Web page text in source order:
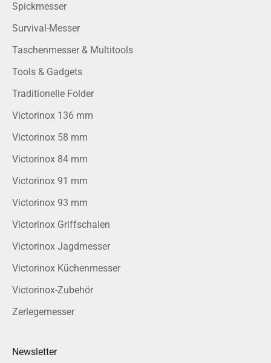
Spickmesser
Survival-Messer
Taschenmesser & Multitools
Tools & Gadgets
Traditionelle Folder
Victorinox 136 mm
Victorinox 58 mm
Victorinox 84 mm
Victorinox 91 mm
Victorinox 93 mm
Victorinox Griffschalen
Victorinox Jagdmesser
Victorinox Küchenmesser
Victorinox-Zubehör
Zerlegemesser
Newsletter